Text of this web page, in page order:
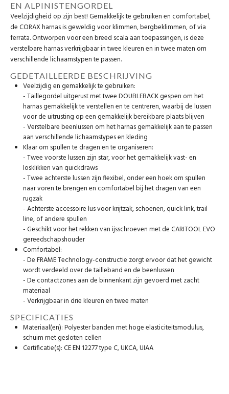
EN ALPINISTENGORDEL
Veelzijdigheid op zijn best! Gemakkelijk te gebruiken en comfortabel,
de CORAX harnas is geweldig voor klimmen, bergbeklimmen, of via
ferrata. Ontworpen voor een breed scala aan toepassingen, is deze
verstelbare harnas verkrijgbaar in twee kleuren en in twee maten om
verschillende lichaamstypen te passen.
GEDETAILLEERDE BESCHRIJVING
Veelzijdig en gemakkelijk te gebruiken:
- Taillegordel uitgerust met twee DOUBLEBACK gespen om het
harnas gemakkelijk te verstellen en te centreren, waarbij de lussen
voor de uitrusting op een gemakkelijk bereikbare plaats blijven
- Verstelbare beenlussen om het harnas gemakkelijk aan te passen
aan verschillende lichaamstypes en kleding
Klaar om spullen te dragen en te organiseren:
- Twee voorste lussen zijn star, voor het gemakkelijk vast- en
losklikken van quickdraws
- Twee achterste lussen zijn flexibel, onder een hoek om spullen
naar voren te brengen en comfortabel bij het dragen van een
rugzak
- Achterste accessoire lus voor krijtzak, schoenen, quick link, trail
line, of andere spullen
- Geschikt voor het rekken van ijsschroeven met de CARITOOL EVO
gereedschapshouder
Comfortabel:
- De FRAME Technology-constructie zorgt ervoor dat het gewicht
wordt verdeeld over de tailleband en de beenlussen
- De contactzones aan de binnenkant zijn gevoerd met zacht
materiaal
- Verkrijgbaar in drie kleuren en twee maten
SPECIFICATIES
Materiaal(en): Polyester banden met hoge elasticiteitsmodulus,
schuim met gesloten cellen
Certificatie(s): CE EN 12277 type C, UKCA, UIAA